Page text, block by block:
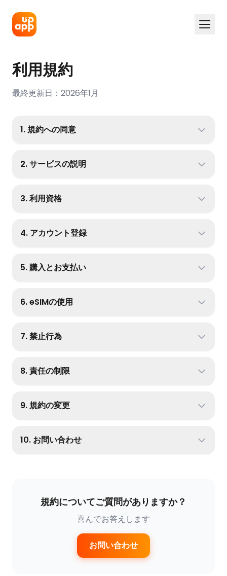
利用規約
最終更新日：2026年1月
1. 規約への同意
2. サービスの説明
3. 利用資格
4. アカウント登録
5. 購入とお支払い
6. eSIMの使用
7. 禁止行為
8. 責任の制限
9. 規約の変更
10. お問い合わせ
規約についてご質問がありますか？
喜んでお答えします
お問い合わせ